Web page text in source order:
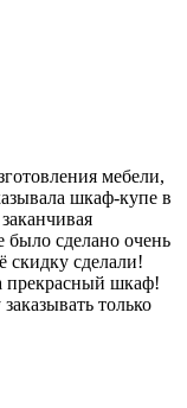
мебели,
шкаф-купе в
сделано очень
скидку сделали!
прекрасный шкаф!
только